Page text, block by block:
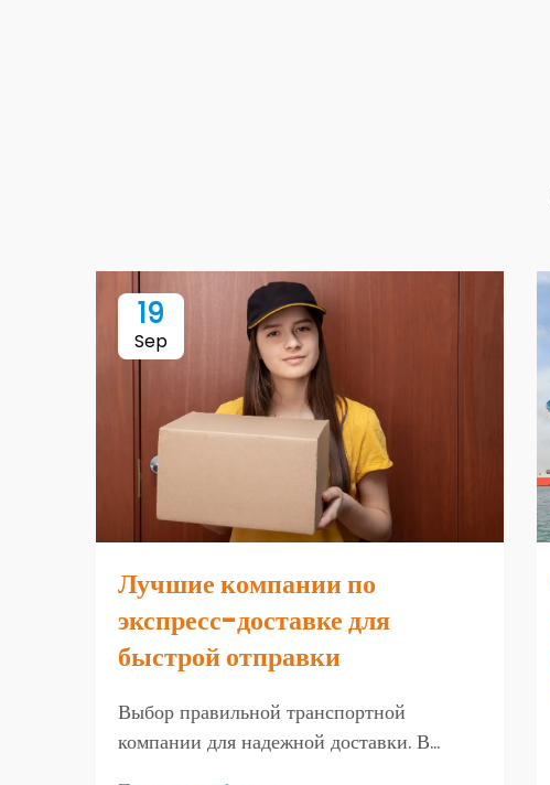
19
Sep
Лучшие компании по
экспресс-доставке для
быстрой отправки
Выбор правильной транспортной
компании для надежной доставки. В